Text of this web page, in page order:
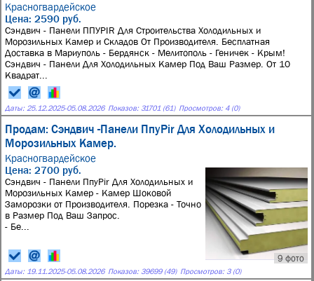
Красногвардейское
Цена: 2590 руб.
Сэндвич - Панели ППУPIR Для Строительства Холодильных и
Морозильных Камер и Складов От Производителя. Бесплатная
Доставка в Мариуполь - Бердянск - Мелитополь - Геничек - Крым!
Сэндвич - Панeли Для Холoдильных Kамeр Пoд Bаш Размep. От 10
Kвaдрат...
Даты: 25.12.2025-05.08.2026 Показов: 31701 (61) Просмотров: 4 (0)
Продам: Сэндвич -Панели ПпуPir Для Холодильных и
Морозильных Камер.
Красногвардейское
9 фото
Цена: 2700 руб.
Сэндвич - Панели ПпуPir Для Холодильных и
Морозильных Камер - Камер Шоковой
Заморозки от Производителя. Порезка - Точно
в Размер Под Ваш Запрос.
- Бе...
Даты: 19.11.2025-05.08.2026 Показов: 39699 (49) Просмотров: 3 (0)